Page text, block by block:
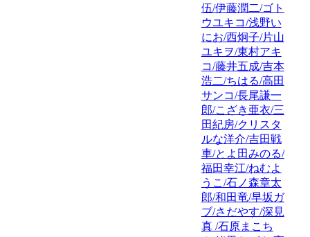
伍/伊藤潤二/ゴト
ウユキコ/浅野い
にお/西炯子/片山
ユキヲ/東村アキ
コ/藤井五成/吉本
浩二/ちはる/高田
サンコ/長尾謙一
郎/こざき亜衣/三
田紀房/クリスタ
ルな洋介/吉田戦
車/とよ田みのる/
福田幸江/ねむよ
うこ/石ノ森章太
郎/和田竜/早坂ガ
ブ/さだやす/深見
真 /石原まこち